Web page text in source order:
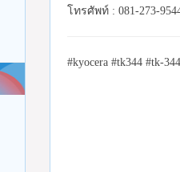
โทรศัพท์ : 081-273-
#kyocera #tk344 #tk-